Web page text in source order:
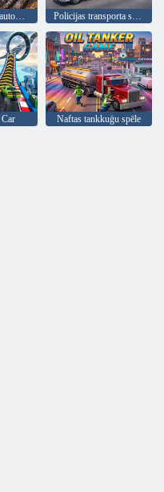
Bezceļu kravas automašīnu braukšanas spēle Policijas transporta spēle
Car Naftas tankkuģu spēle